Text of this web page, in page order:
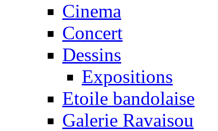
Cinema
Concert
Dessins
Expositions
Etoile bandolaise
Galerie Ravaisou